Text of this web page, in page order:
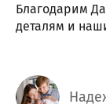
Благодарим
деталям и